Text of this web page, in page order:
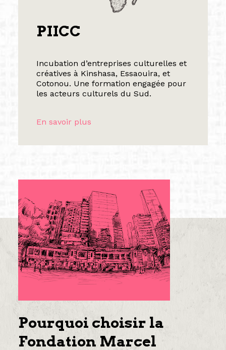
PIICC
Incubation d’entreprises culturelles et
créatives à Kinshasa, Essaouira, et
Cotonou. Une formation engagée pour
les acteurs culturels du Sud.
En savoir plus
Pourquoi choisir la
Fondation Marcel